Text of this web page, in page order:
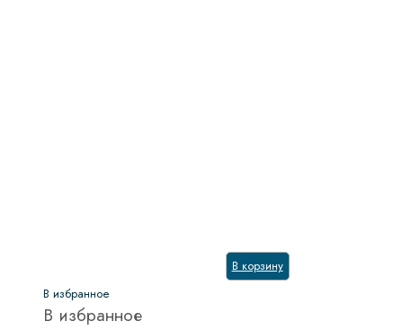
В корзину
В избранное
В избранное